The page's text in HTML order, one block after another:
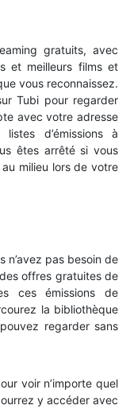
gratuits, avec
et meilleurs films et
vous reconnaissez.
Tubi pour regarder
avec votre adresse
d’émissions à
êtes arrêté si vous
milieu lors de votre
n’avez pas besoin de
offres gratuites de
ces émissions de
la bibliothèque
regarder sans
voir n’importe quel
y accéder avec